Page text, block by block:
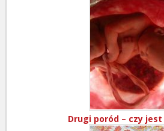
Drugi poród – czy jest